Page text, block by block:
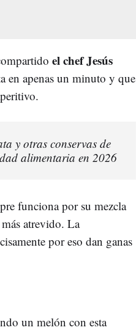
el chef Jesús
en apenas un minuto y que
y otras conservas de
alimentaria en 2026
funciona por su mezcla
atrevido. La
por eso dan ganas
un melón con esta